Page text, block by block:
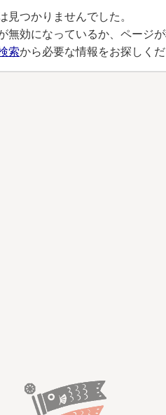
見つかりませんでした。
無効になっているか、ページ
索から必要な情報をお探しくだ